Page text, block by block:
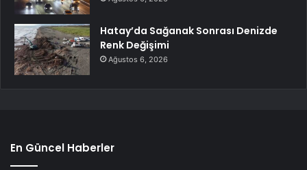
Hatay’da Sağanak Sonrası Denizde
Renk Değişimi
Ağustos 6, 2026
En Güncel Haberler